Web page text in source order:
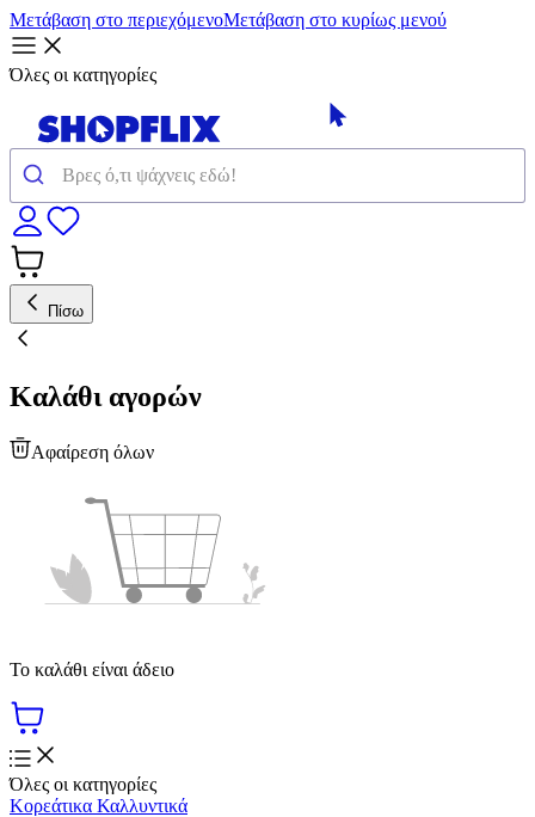
Μετάβαση στο περιεχόμενοΜετάβαση στο κυρίως μενού
Όλες οι κατηγορίες
Πίσω
Καλάθι αγορών
Αφαίρεση όλων
Το καλάθι είναι άδειο
Όλες οι κατηγορίες
Κορεάτικα Καλλυντικά